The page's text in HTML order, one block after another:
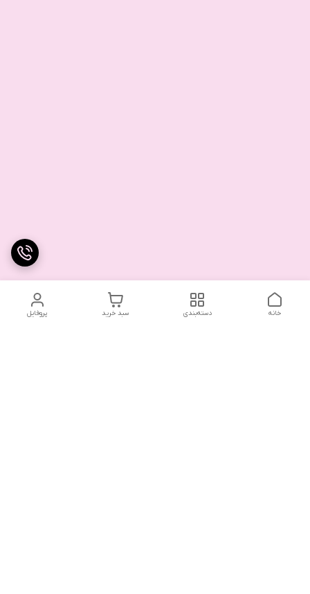
پروفایل سبد خرید دسته‌بندی خانه